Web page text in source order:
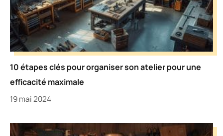
10 étapes clés pour organiser son atelier pour une
efficacité maximale
19 mai 2024